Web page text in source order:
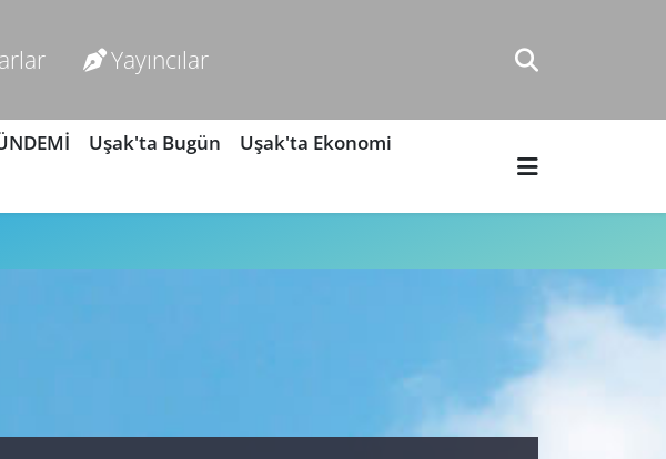
Yayıncılar
Uşak'ta Bugün
Uşak'ta Ekonomi